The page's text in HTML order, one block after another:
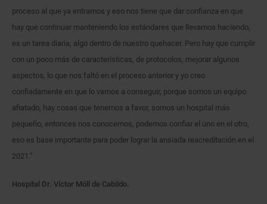
proceso al que ya entramos y eso nos tiene que dar confianza en que
hay que continuar manteniendo los estándares que llevamos haciendo,
es un tarea diaria, algo dentro de nuestro quehacer. Pero hay que cumplir
con un poco más de características, de protocolos, mejorar algunos
aspectos, lo que nos faltó en el proceso anterior y yo creo
confiadamente en que lo vamos a conseguir, porque somos un equipo
afiatado, hay cosas que tenemos a favor, somos un hospital más
pequeño, entonces nos conocemos, podemos confiar el uno en el otro,
eso es base importante para poder lograr la ansiada reacreditación en el
2021.”
Hospital Dr. Víctor Möll de Cabildo.